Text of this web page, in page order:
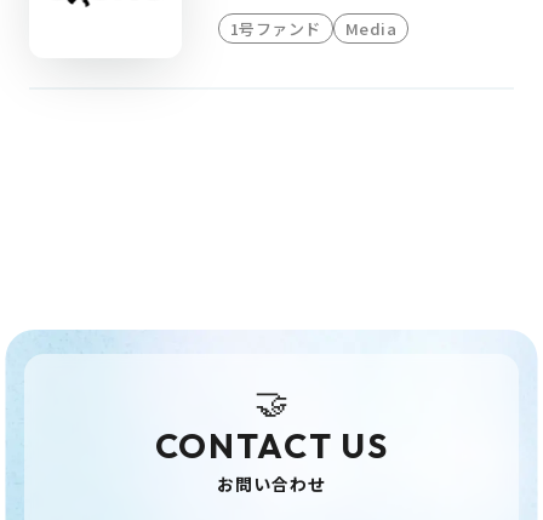
1号ファンド Media
🤝
CONTACT US
お問い合わせ